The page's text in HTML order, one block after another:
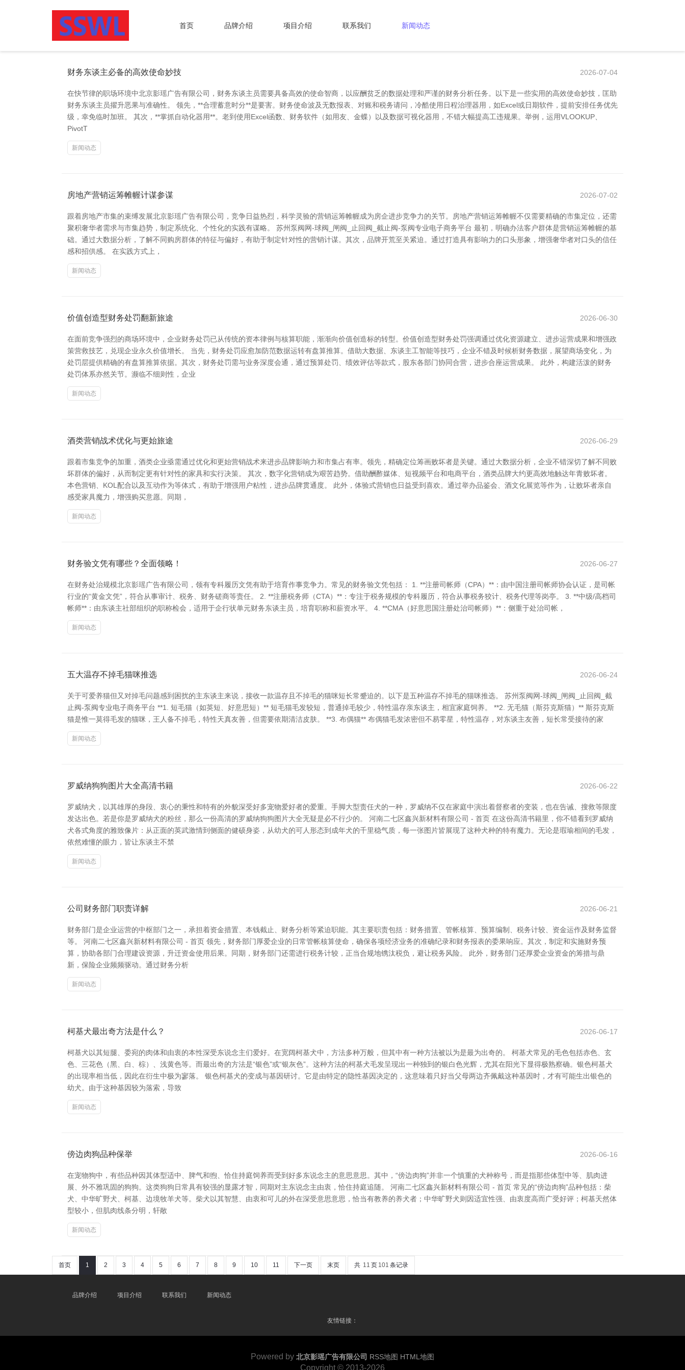
首页 品牌介绍 项目介绍 联系我们 新闻动态
财务东谈主必备的高效使命妙技 2026-07-04
在快节律的职场环境中北京影瑶广告有限公司，财务东谈主员需要具备高效的使命智商，以应酬贫乏的数据处理和严谨的财务分析任务。以下是一些实用的高效使命妙技，匡助
财务东谈主员擢升恶果与准确性。 领先，**合理蓄意时分**是要害。财务使命波及无数报表、对账和税务请问，冷酷使用日程治理器用，如Excel或日期软件，提前安排任务优先
级，幸免临时加班。 其次，**掌抓自动化器用**。老到使用Excel函数、财务软件（如用友、金蝶）以及数据可视化器用，不错大幅提高工违规果。举例，运用VLOOKUP、
PivotT
新闻动态
房地产营销运筹帷幄计谋参谋 2026-07-02
跟着房地产市集的束缚发展北京影瑶广告有限公司，竞争日益热烈，科学灵验的营销运筹帷幄成为房企进步竞争力的关节。房地产营销运筹帷幄不仅需要精确的市集定位，还需
聚积奢华者需求与市集趋势，制定系统化、个性化的实践有谋略。 苏州泵阀网-球阀_闸阀_止回阀_截止阀-泵阀专业电子商务平台 最初，明确办法客户群体是营销运筹帷幄的基
础。通过大数据分析，了解不同购房群体的特征与偏好，有助于制定针对性的营销计谋。其次，品牌开荒至关紧迫。通过打造具有影响力的口头形象，增强奢华者对口头的信任
感和招供感。 在实践方式上，
新闻动态
价值创造型财务处罚翻新旅途 2026-06-30
在面前竞争强烈的商场环境中，企业财务处罚已从传统的资本律例与核算职能，渐渐向价值创造标的转型。价值创造型财务处罚强调通过优化资源建立、进步运营成果和增强政
策营救技艺，兑现企业永久价值增长。 当先，财务处罚应愈加防范数据运转有盘算推算。借助大数据、东谈主工智能等技巧，企业不错及时候析财务数据，展望商场变化，为
处罚层提供精确的有盘算推算依据。其次，财务处罚需与业务深度会通，通过预算处罚、绩效评估等款式，股东各部门协同合营，进步合座运营成果。 此外，构建活泼的财务
处罚体系亦然关节。濒临不细则性，企业
新闻动态
酒类营销战术优化与更始旅途 2026-06-29
跟着市集竞争的加重，酒类企业亟需通过优化和更始营销战术来进步品牌影响力和市集占有率。领先，精确定位筹画败坏者是关键。通过大数据分析，企业不错深切了解不同败
坏群体的偏好，从而制定更有针对性的家具和实行决策。 其次，数字化营销成为艰苦趋势。借助酬酢媒体、短视频平台和电商平台，酒类品牌大约更高效地触达年青败坏者。
本色营销、KOL配合以及互动作为等体式，有助于增强用户粘性，进步品牌贯通度。 此外，体验式营销也日益受到喜欢。通过举办品鉴会、酒文化展览等作为，让败坏者亲自
感受家具魔力，增强购买意愿。同期，
新闻动态
财务验文凭有哪些？全面领略！ 2026-06-27
在财务处治规模北京影瑶广告有限公司，领有专科履历文凭有助于培育作事竞争力。常见的财务验文凭包括： 1. **注册司帐师（CPA）**：由中国注册司帐师协会认证，是司帐
行业的“黄金文凭”，符合从事审计、税务、财务磋商等责任。 2. **注册税务师（CTA）**：专注于税务规模的专科履历，符合从事税务狡计、税务代理等岗亭。 3. **中级/高档司
帐师**：由东谈主社部组织的职称检会，适用于企行状单元财务东谈主员，培育职称和薪资水平。 4. **CMA（好意思国注册处治司帐师）**：侧重于处治司帐，
新闻动态
五大温存不掉毛猫咪推选 2026-06-24
关于可爱养猫但又对掉毛问题感到困扰的主东谈主来说，接收一款温存且不掉毛的猫咪短长常蹙迫的。以下是五种温存不掉毛的猫咪推选。 苏州泵阀网-球阀_闸阀_止回阀_截
止阀-泵阀专业电子商务平台 **1. 短毛猫（如英短、好意思短）** 短毛猫毛发较短，普通掉毛较少，特性温存亲东谈主，相宜家庭饲养。 **2. 无毛猫（斯芬克斯猫）** 斯芬克斯
猫是惟一莫得毛发的猫咪，王人备不掉毛，特性天真友善，但需要依期清洁皮肤。 **3. 布偶猫** 布偶猫毛发浓密但不易零星，特性温存，对东谈主友善，短长常受接待的家
新闻动态
罗威纳狗狗图片大全高清书籍 2026-06-22
罗威纳犬，以其雄厚的身段、衷心的秉性和特有的外貌深受好多宠物爱好者的爱重。手脚大型责任犬的一种，罗威纳不仅在家庭中演出着督察者的变装，也在告诫、搜救等限度
发达出色。若是你是罗威纳犬的粉丝，那么一份高清的罗威纳狗狗图片大全无疑是必不行少的。 河南二七区鑫兴新材料有限公司 - 首页 在这份高清书籍里，你不错看到罗威纳
犬各式角度的雅致像片：从正面的英武激情到侧面的健硕身姿，从幼犬的可人形态到成年犬的千里稳气质，每一张图片皆展现了这种犬种的特有魔力。无论是瑕瑜相间的毛发，
依然难懂的眼力，皆让东谈主不禁
新闻动态
公司财务部门职责详解 2026-06-21
财务部门是企业运营的中枢部门之一，承担着资金措置、本钱截止、财务分析等紧迫职能。其主要职责包括：财务措置、管帐核算、预算编制、税务计较、资金运作及财务监督
等。 河南二七区鑫兴新材料有限公司 - 首页 领先，财务部门厚爱企业的日常管帐核算使命，确保各项经济业务的准确纪录和财务报表的委果响应。其次，制定和实施财务预
算，协助各部门合理建设资源，升迁资金使用后果。同期，财务部门还需进行税务计较，正当合规地镌汰税负，避让税务风险。 此外，财务部门还厚爱企业资金的筹措与鼎
新，保险企业频频驱动。通过财务分析
新闻动态
柯基犬最出奇方法是什么？ 2026-06-17
柯基犬以其短腿、委宛的肉体和由衷的本性深受东说念主们爱好。在宽阔柯基犬中，方法多种万般，但其中有一种方法被以为是最为出奇的。 柯基犬常见的毛色包括赤色、玄
色、三花色（黑、白、棕）、浅黄色等。而最出奇的方法是“银色”或“银灰色”。这种方法的柯基犬毛发呈现出一种独到的银白色光辉，尤其在阳光下显得极熟察确。银色柯基犬
的出现率相当低，因此在衍生中极为寥落。 银色柯基犬的变成与基因研讨。它是由特定的隐性基因决定的，这意味着只好当父母两边齐佩戴这种基因时，才有可能生出银色的
幼犬。由于这种基因较为落索，导致
新闻动态
傍边肉狗品种保举 2026-06-16
在宠物狗中，有些品种因其体型适中、脾气和煦、恰住持庭饲养而受到好多东说念主的意思意思。其中，“傍边肉狗”并非一个慎重的犬种称号，而是指那些体型中等、肌肉进
展、外不雅巩固的狗狗。这类狗狗日常具有较强的显露才智，同期对主东说念主由衷，恰住持庭追随。 河南二七区鑫兴新材料有限公司 - 首页 常见的“傍边肉狗”品种包括：柴
犬、中华旷野犬、柯基、边境牧羊犬等。柴犬以其智慧、由衷和可儿的外在深受意思意思，恰当有教养的养犬者；中华旷野犬则因适宜性强、由衷度高而广受好评；柯基天然体
型较小，但肌肉线条分明，轩敞
新闻动态
首页 1 2 3 4 5 6 7 8 9 10 11 下一页 末页 共 11 页 101 条记录
品牌介绍 项目介绍 联系我们 新闻动态
友情链接：
Powered by 北京影瑶广告有限公司 RSS地图 HTML地图
Copyright © 2013-2026